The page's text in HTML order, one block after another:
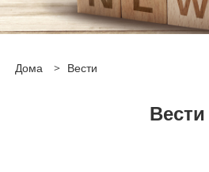
Дома > Вести
Вести